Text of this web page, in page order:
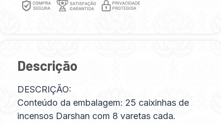
Descrição
DESCRIÇÃO:
Conteúdo da embalagem: 25 caixinhas de
incensos Darshan com 8 varetas cada.